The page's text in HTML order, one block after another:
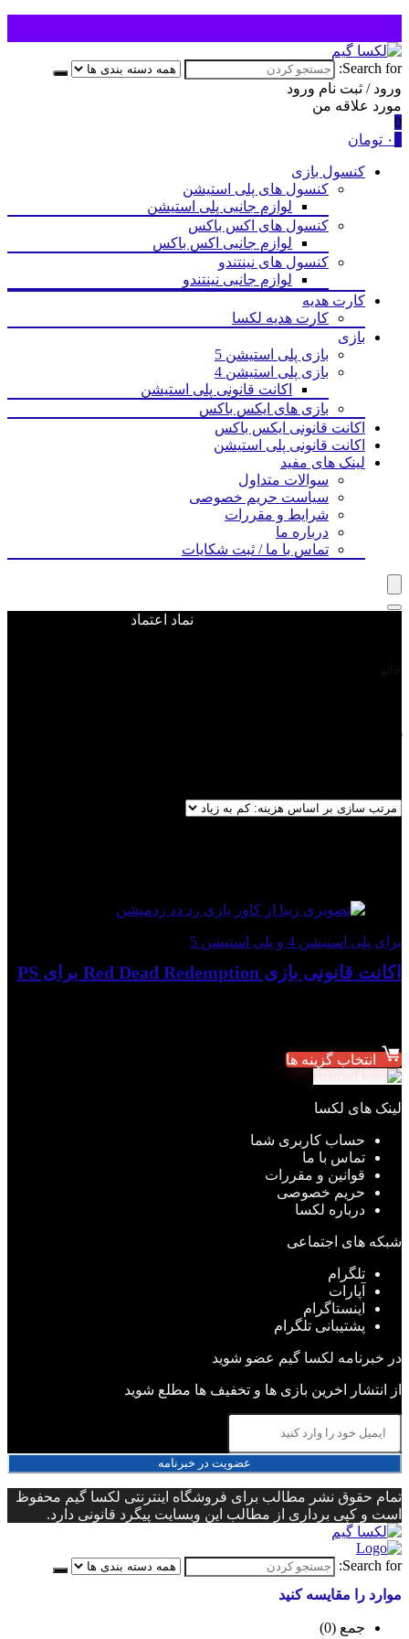
Search for:
ورود / ثبت نام ورود
مورد علاقه من
0
۰ تومان
کنسول بازی
کنسول های پلی استیشن
لوازم جانبی پلی استیشن
کنسول های اکس باکس
لوازم جانبی اکس باکس
کنسول های نینتندو
لوازم جانبی نینتندو
کارت هدیه
کارت هدیه لکسا
بازی‌
بازی پلی استیشن 5
بازی پلی استیشن 4
اکانت قانونی پلی استیشن
بازی های ایکس باکس
اکانت قانونی ایکس باکس
اکانت قانونی پلی استیشن
لینک های مفید
سوالات متداول
سیاست حریم خصوصی
شرایط و مقررات
درباره ما
تماس با ما / ثبت شکایات
برای پلی استیشن 4 و پلی استیشن 5
اکانت قانونی بازی Red Dead Redemption برای PS
انتخاب گزینه ها
نماد اعتماد
لینک های لکسا
حساب کاربری شما
تماس با ما
قوانین و مقررات
حریم خصوصی
درباره لکسا
شبکه های اجتماعی
تلگرام
آپارات
اینستاگرام
پشتیبانی تلگرام
در خبرنامه لکسا گیم عضو شوید
از انتشار اخرین بازی ها و تخفیف ها مطلع شوید
عضویت در خبرنامه
تمام حقوق نشر مطالب برای فروشگاه اینترنتی لکسا گیم محفوظ
است و کپی برداری از مطالب این وبسایت پیگرد قانونی دارد.
Search for:
موارد را مقایسه کنید
جمع (0
)